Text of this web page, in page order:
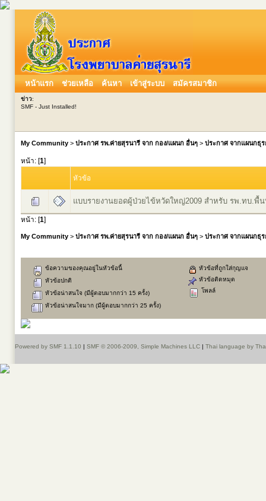
หน้าแรก ช่วยเหลือ ค้นหา เข้าสู่ระบบ สมัครสมาชิก
ข่าว:
SMF - Just Installed!
My Community > ประกาศ รพ.ค่ายสุรนารี จาก กอง/แผนก อื่นๆ > ประกาศ จากแผนกธุ
หน้า: [1]
หัวข้อ
แบบรายงานยอดผู้ป่วยไข้หวัดใหญ่2009 สำหรับ รพ.ทบ.
หน้า: [1]
My Community > ประกาศ รพ.ค่ายสุรนารี จาก กอง/แผนก อื่นๆ > ประกาศ จากแผนกธุ
ข้อความของคุณอยู่ในหัวข้อนี้
หัวข้อปกติ
หัวข้อน่าสนใจ (มีผู้ตอบมากกว่า 15 ครั้ง)
หัวข้อน่าสนใจมาก (มีผู้ตอบมากกว่า 25 ครั้ง)
หัวข้อที่ถูกใส่กุญแจ
หัวข้อติดหมุด
โพลล์
Powered by SMF 1.1.10 | SMF © 2006-2009, Simple Machines LLC | Thai language by